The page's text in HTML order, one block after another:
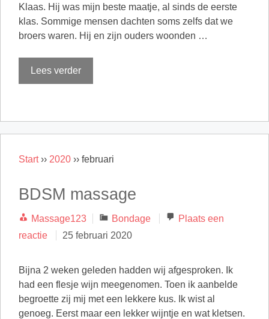
Klaas. Hij was mijn beste maatje, al sinds de eerste
klas. Sommige mensen dachten soms zelfs dat we
broers waren. Hij en zijn ouders woonden …
Lees verder
Start›› 2020 ›› februari
BDSM massage
Massage123 Categorieën
Bondage
Plaats een
reactie
25 februari 2020
Bijna 2 weken geleden hadden wij afgesproken. Ik
had een flesje wijn meegenomen. Toen ik aanbelde
begroette zij mij met een lekkere kus. Ik wist al
genoeg. Eerst maar een lekker wijntje en wat kletsen.